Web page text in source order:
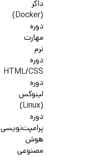
داکر
(Docker)
دوره
مهارت
نرم
دوره
HTML/CSS
دوره
لینوکس
(Linux)
دوره
پرامپت‌نویسی
هوش
مصنوعی